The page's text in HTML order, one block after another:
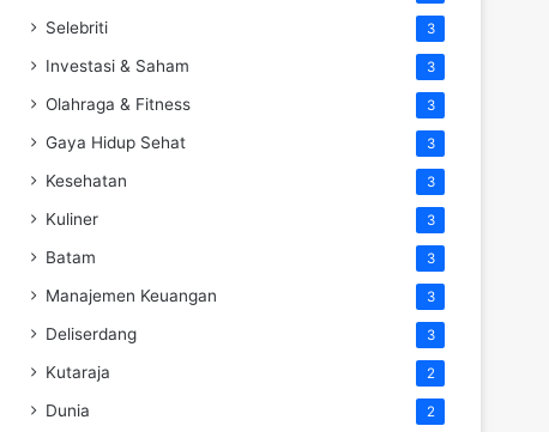
Selebriti 3
Investasi & Saham 3
Olahraga & Fitness 3
Gaya Hidup Sehat 3
Kesehatan 3
Kuliner 3
Batam 3
Manajemen Keuangan 3
Deliserdang 3
Kutaraja 2
Dunia 2